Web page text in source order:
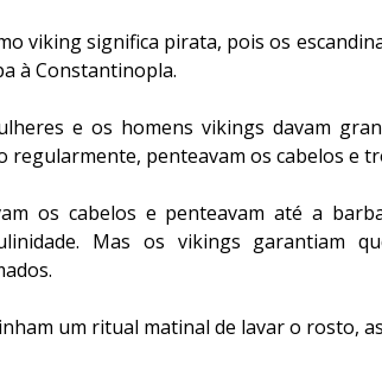
viking significa pirata, pois os
à Constantinopla.
e os homens vikings davam
regularmente, penteavam os cabelos e
os cabelos e penteavam até a
Mas os vikings garantiam
um ritual matinal de lavar o rosto,